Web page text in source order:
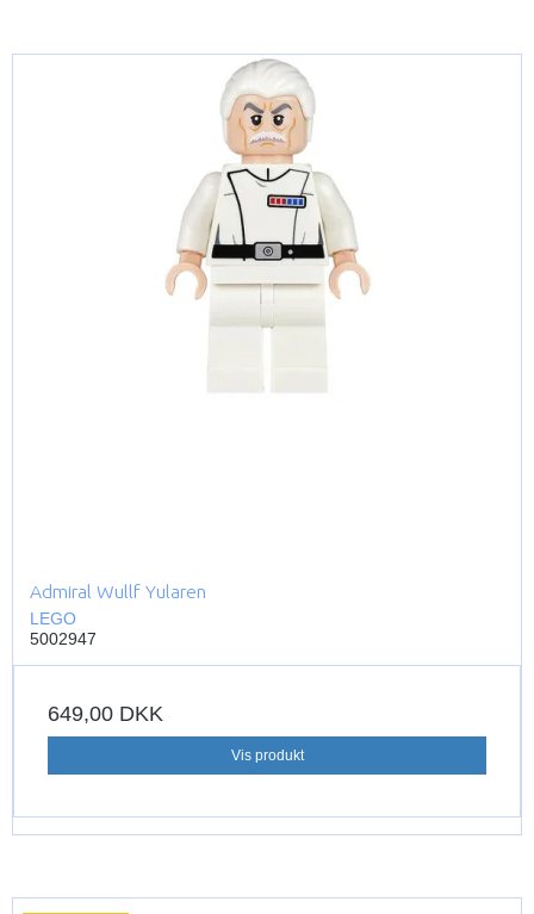
Admiral Wullf Yularen
LEGO
5002947
649,00 DKK
Vis produkt